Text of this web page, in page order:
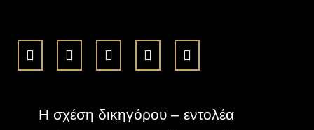
Η σχέση δικηγόρου – εντολέα